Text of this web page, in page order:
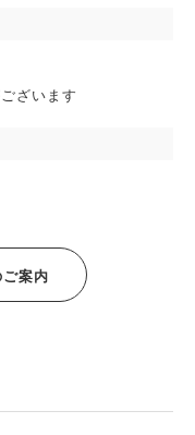
ざいます
案内